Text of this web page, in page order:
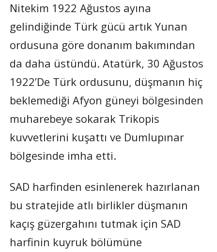
Nitekim 1922 Ağustos ayına
gelindiğinde Türk gücü artık Yunan
ordusuna göre donanım bakımından
da daha üstündü. Atatürk, 30 Ağustos
1922’De Türk ordusunu, düşmanın hiç
beklemediği Afyon güneyi bölgesinden
muharebeye sokarak Trikopis
kuvvetlerini kuşattı ve Dumlupınar
bölgesinde imha etti.
SAD harfinden esinlenerek hazırlanan
bu stratejide atlı birlikler düşmanın
kaçış güzergahını tutmak için SAD
harfinin kuyruk bölümüne